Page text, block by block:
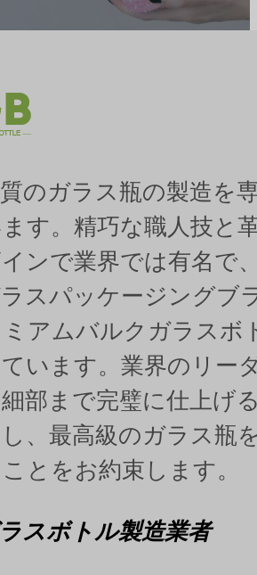
のガラス瓶の製造を
す。精巧な職人技と
ンで業界では有名で
スパッケージングブ
アムバルクガラスボ
います。業界のリー
部まで完璧に仕上げ
、最高級のガラス瓶
とをお約束します。
スボトル製造業者